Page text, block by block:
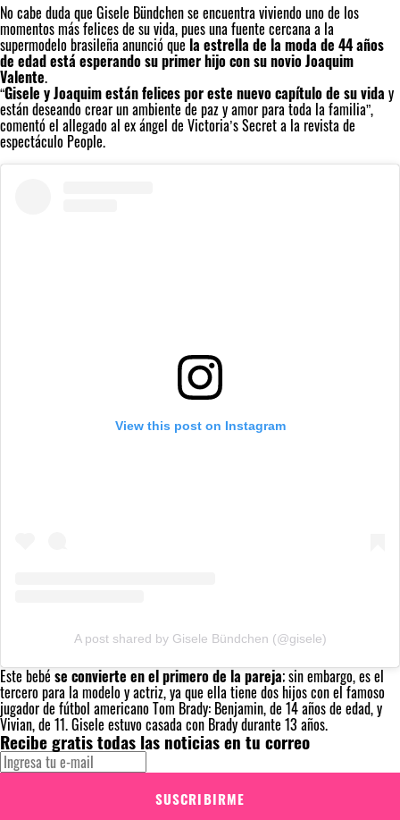
No cabe duda que Gisele Bündchense encuentra viviendo uno de los
momentos más felices de su vida, pues una fuente cercana a la
supermodelo brasileña anunció que la estrella de la moda de 44 años
de edad está esperando su primer hijo con su novio Joaquim
Valente.
“Gisele y Joaquim están felices por este nuevo capítulo de su vida y
están deseando crear un ambiente de paz y amor para toda la familia”,
comentó el allegado al ex ángel de Victoria’s Secret a la revista de
espectáculo People.
View this post on Instagram
A post shared by Gisele Bündchen (@gisele)
Este bebé se convierte en el primero de la pareja; sin embargo, es el
tercero para la modelo y actriz, ya que ella tiene dos hijos con el famoso
jugador de fútbol americano Tom Brady: Benjamin, de 14 años de edad, y
Vivian, de 11. Gisele estuvo casada con Brady durante 13 años.
Recibe gratis todas las noticias en tu correo
SUSCRIBIRME